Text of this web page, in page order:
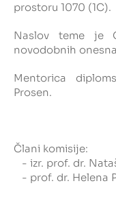
prostoru 1070 (1C).
Naslov teme je
novodobnih
Mentorica
Prosen.
Člani komisije:
- izr. prof. dr.
- prof. dr. Helena